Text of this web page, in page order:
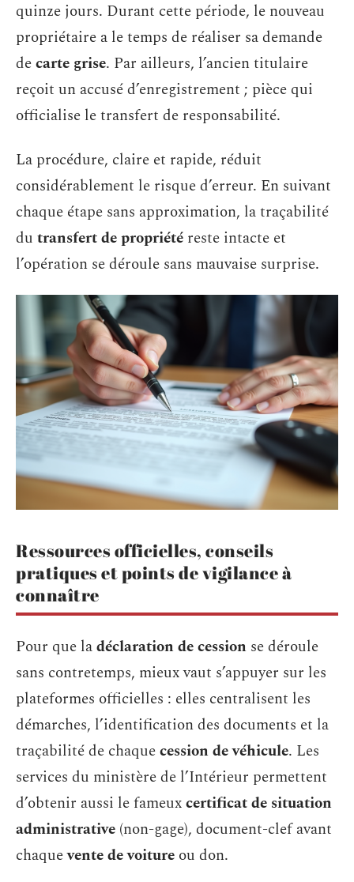
quinze jours. Durant cette période, le nouveau
propriétaire a le temps de réaliser sa demande
decarte grise. Par ailleurs, l’ancien titulaire
reçoit un accusé d’enregistrement ; pièce qui
officialise le transfert de responsabilité.
La procédure, claire et rapide, réduit
considérablement le risque d’erreur. En suivant
chaque étape sans approximation, la traçabilité
du transfert de propriété reste intacte et
l’opération se déroule sans mauvaise surprise.
Ressources officielles, conseils
pratiques et points de vigilance à
connaître
Pour que ladéclaration de cession se déroule
sans contretemps, mieux vaut s’appuyer sur les
plateformes officielles : elles centralisent les
démarches, l’identification des documents et la
traçabilité de chaquecession de véhicule. Les
services du ministère de l’Intérieur permettent
d’obtenir aussi le fameuxcertificat de situation
administrative (non-gage), document-clef avant
chaquevente de voiture ou don.